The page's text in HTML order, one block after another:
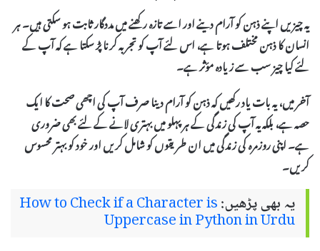
یہ چیزیں اپنے ذہن کوآرامدینے اور اسے تازہ رکھنے میں مددگار ثابت ہو سکتی ہیں۔ ہر
انسان کا ذہن مختلف ہوتا ہے، اس لئے آپ کو تجربہ کرنا پڑ سکتا ہے کہ آپ کے
لئے کیا چیز سب سے زیادہ مؤثر ہے۔
آخر میں، یہ بات یاد رکھیں کہ ذہن کو آرام دینا صرف آپ کی اچھی صحت کا ایک
حصہ ہے، بلکہ یہ آپ کی زندگی کے ہر پہلو میں بہتری لانے کے لئے بھی ضروری
ہے۔ اپنی روزمرہ کی زندگی میں ان طریقوں کو شامل کریں اور خود کو بہتر محسوس
کریں۔
یہ بھی پڑھیں:How to Check if a Character is
Uppercase in Python in Urdu